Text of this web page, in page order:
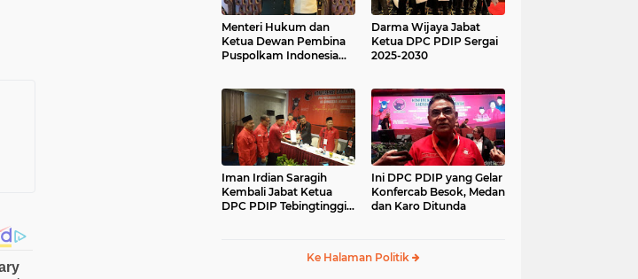
Menteri Hukum dan
Ketua Dewan Pembina
Puspolkam Indonesia
Beserta Agenda
Reformatif dan
Transformatif dalam
Pembangunan Negara
Hukum dan
Kelembagaan
Kementerian Hukum
Darma Wijaya Jabat
Ketua DPC PDIP Sergai
2025-2030
Iman Irdian Saragih
Kembali Jabat Ketua
DPC PDIP Tebingtinggi
Ini DPC PDIP yang Gelar
Konfercab Besok, Medan
dan Karo Ditunda
Ke Halaman Politik